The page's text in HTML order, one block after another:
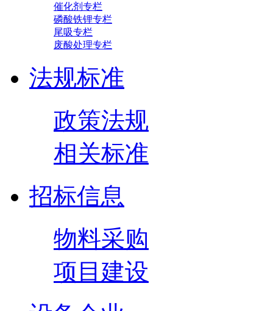
催化剂专栏
磷酸铁锂专栏
尾吸专栏
废酸处理专栏
法规标准
政策法规
相关标准
招标信息
物料采购
项目建设